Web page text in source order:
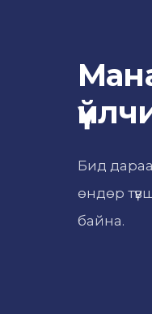
Бид
өндөр
байна.